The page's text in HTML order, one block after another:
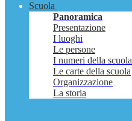
Scuola
Panoramica
Presentazione
I luoghi
Le persone
I numeri della scuola
Le carte della scuola
Organizzazione
La storia